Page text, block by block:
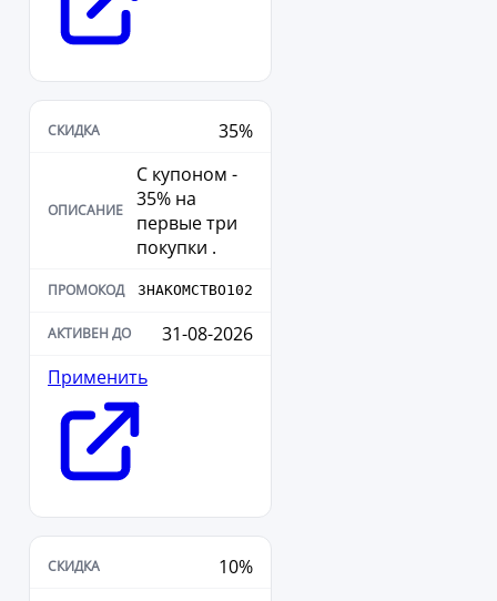
35%
С купоном -
35% на
первые три
покупки .
ЗНАКОМСТВО102
31-08-2026
Применить
10%